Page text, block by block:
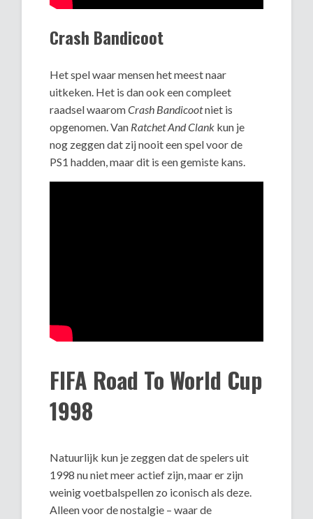
Crash Bandicoot
Het spel waar mensen het meest naar
uitkeken. Het is dan ook een compleet
raadsel waaromCrash Bandicootniet is
opgenomen. Van Ratchet And Clank kun je
nog zeggen dat zij nooit een spel voor de
PS1 hadden, maar dit is een gemiste kans.
FIFA Road To World Cup
1998
Natuurlijk kun je zeggen dat de spelers uit
1998 nu niet meer actief zijn, maar er zijn
weinig voetbalspellen zo iconisch als deze.
Alleen voor de nostalgie – waar de